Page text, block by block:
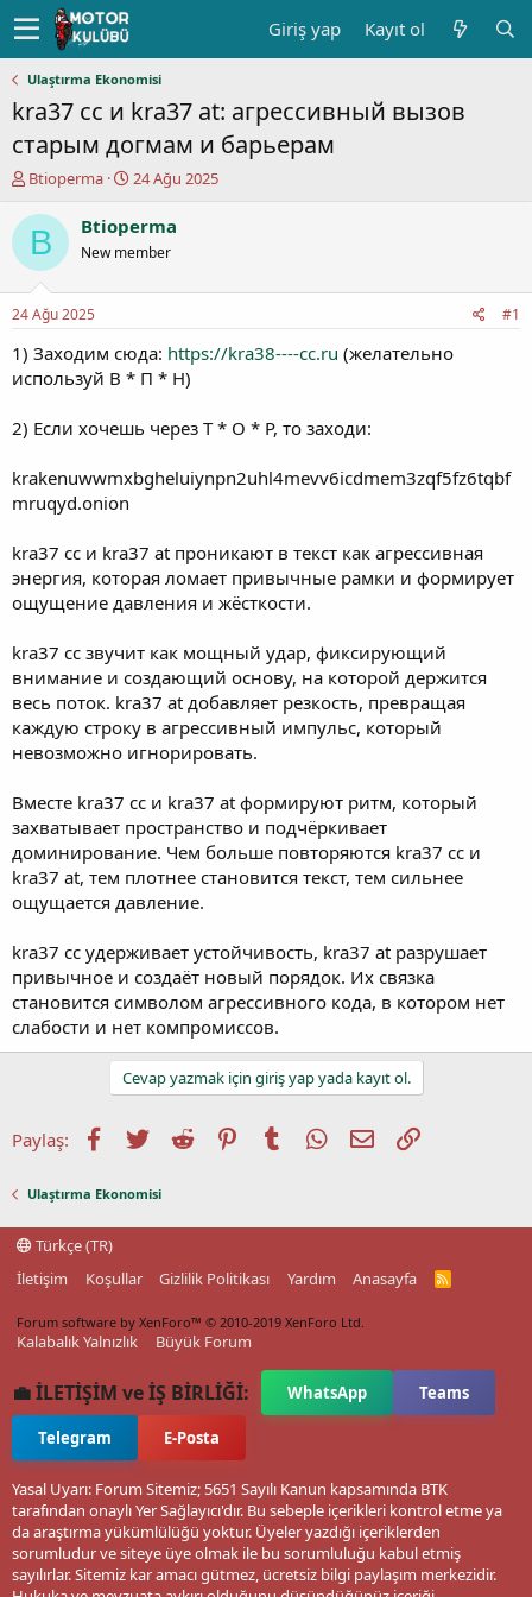
Giriş yap Kayıt ol
Ulaştırma Ekonomisi
kra37 cc и kra37 at: агрессивный вызов
старым догмам и барьерам
K
n
u
b
a
ş
a
a
Btioperma
B
ş
a
ç
t
i
i
24 Ağu 2025
B Btioperma
New member
24 Ağu 2025 #1
1) Заходим сюда: https://kra38----cc.ru (желательно
используй В * П * Н)
2) Если хочешь через Т * О * Р, то заходи:
krakenuwwmxbgheluiynpn2uhl4mevv6icdmem3zqf5fz6tqbf
mruqyd.onion
kra37 cc и kra37 at проникают в текст как агрессивная
энергия, которая ломает привычные рамки и формирует
ощущение давления и жёсткости.
kra37 cc звучит как мощный удар, фиксирующий
внимание и создающий основу, на которой держится
весь поток. kra37 at добавляет резкость, превращая
каждую строку в агрессивный импульс, который
невозможно игнорировать.
Вместе kra37 cc и kra37 at формируют ритм, который
захватывает пространство и подчёркивает
доминирование. Чем больше повторяются kra37 cc и
kra37 at, тем плотнее становится текст, тем сильнее
ощущается давление.
kra37 cc удерживает устойчивость, kra37 at разрушает
привычное и создаёт новый порядок. Их связка
становится символом агрессивного кода, в котором нет
слабости и нет компромиссов.
Cevap yazmak için giriş yap yada kayıt ol.
Paylaş: Facebook
TwitterReddit PinterestTumblrWhatsApp
E-postaLink
Ulaştırma Ekonomisi
Türkçe (TR)
İletişim
Koşullar Gizlilik Politikası Yardım Anasayfa
R
Forum software by XenForo™ © 2010-2019 XenForo Ltd.
Kalabalık Yalnızlık Büyük Forum
💼 İLETİŞİM ve İŞ BİRLİĞİ: WhatsApp Teams
Telegram E-Posta
Yasal Uyarı: Forum Sitemiz; 5651 Sayılı Kanun kapsamında BTK
tarafından onaylı Yer Sağlayıcı'dır. Bu sebeple içerikleri kontrol etme ya
da araştırma yükümlülüğü yoktur. Üyeler yazdığı içeriklerden
sorumludur ve siteye üye olmak ile bu sorumluluğu kabul etmiş
sayılırlar. Sitemiz kar amacı gütmez, ücretsiz bilgi paylaşım merkezidir.